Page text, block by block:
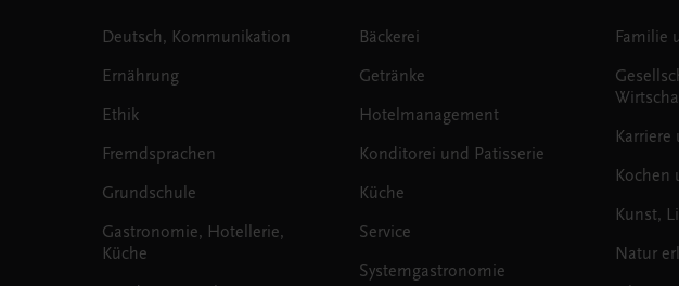
Deutsch, Kommunikation
Ernährung
Ethik
Fremdsprachen
Grundschule
Gastronomie, Hotellerie,
Küche
Bäckerei
Getränke
Hotelmanagement
Konditorei und Patisserie
Küche
Service
Systemgastronomie
Familie
Karriere
Kochen
Kunst,
Natur